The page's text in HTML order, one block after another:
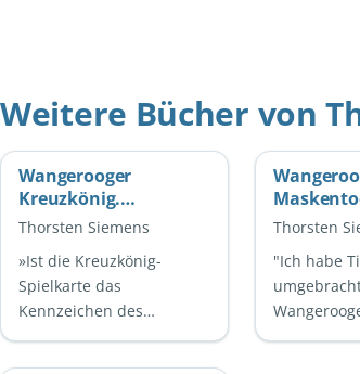
Weitere Bücher von
Wangerooger
Kreuzkönig.
Ostfrieslandkrimi -
Nordseekrimi
Thorsten Siemens
»Ist die Kreuzkönig-
Spielkarte das
Kennzeichen des
Mörders?« Am bekannten
Thorsten
"Ich habe